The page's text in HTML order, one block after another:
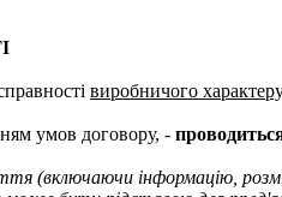
виробничого
умов договору, -
(включаючи інформацію,